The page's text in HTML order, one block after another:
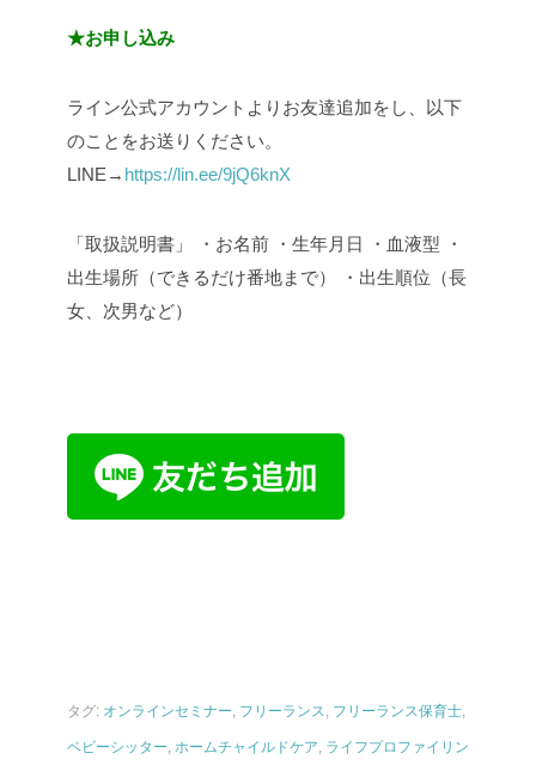
★お申し込み
ライン公式アカウントよりお友達追加をし、以下
のことをお送りください。
LINE→ https://lin.ee/9jQ6knX
「取扱説明書」 ・お名前 ・生年月日 ・血液型 ・
出生場所（できるだけ番地まで）
・出生順位（長
女、次男など）
タグ: オンラインセミナー, フリーランス, フリーランス保育士,
ベビーシッター, ホームチャイルドケア, ライフプロファイリン